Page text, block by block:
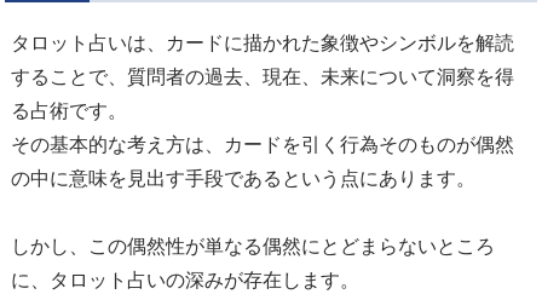
タロット占いは、カードに描かれた象徴やシンボルを解読
することで、質問者の過去、現在、未来について洞察を得
る占術です。
その基本的な考え方は、カードを引く行為そのものが偶然
の中に意味を見出す手段であるという点にあります。
しかし、この偶然性が単なる偶然にとどまらないところ
に、タロット占いの深みが存在します。